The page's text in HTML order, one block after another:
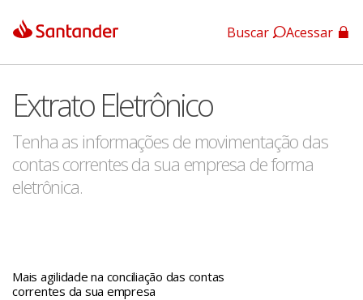
App Santander
App Santander Empresas
Buscar Acessar
Extrato Eletrônico
Tenha as informações de movimentação das
contas correntes da sua empresa de forma
eletrônica.
Mais agilidade na conciliação das contas
correntes da sua empresa